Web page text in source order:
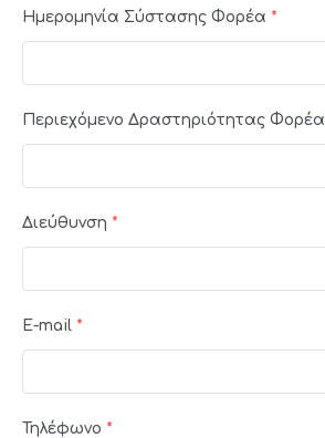
Ημερομηνία Σύστασης Φορέα *
Περιεχόμενο Δραστηριότητας Φορέα
Διεύθυνση *
E-mail *
Τηλέφωνο *